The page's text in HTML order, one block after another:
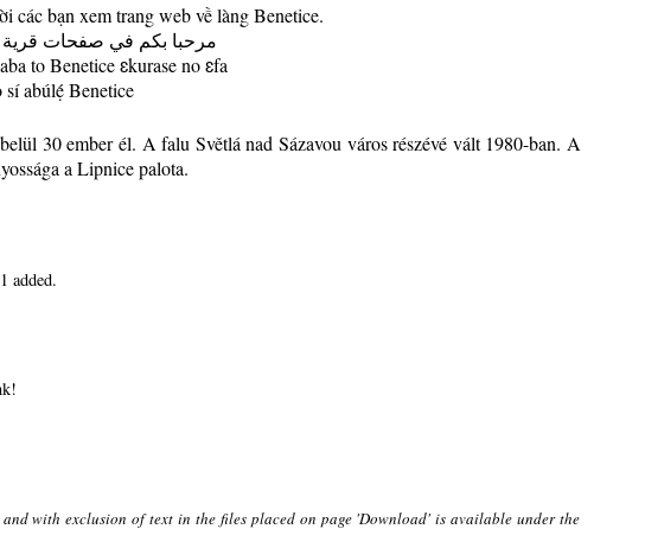
các bạn xem trang web về làng Benetice.
مرحبا بكم في صفحات قرية
to Benetice ɛkurase no ɛfa
sí abúlẹ́Benetice
30 ember él. A falu Světlá nad Sázavou város részévé vált 1980-ban. A
a Lipnice palota.
added.
with exclusion of text in the files placed on page 'Download' is available under the